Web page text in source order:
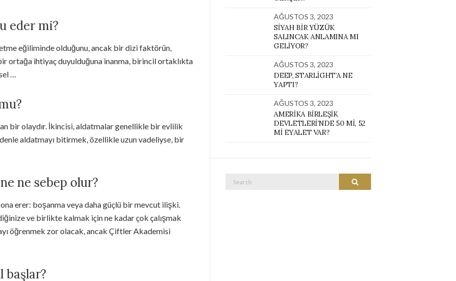
eder mi?
etme eğiliminde olduğunu, ancak bir dizi faktörün,
ortağa ihtiyaç duyulduğuna inanma, birincil ortaklıkta
…
bir olaydır. İkincisi, aldatmalar genellikle bir evlilik
aldatmayı bitirmek, özellikle uzun vadeliyse, bir
ne sebep olur?
erer: boşanma veya daha güçlü bir mevcut ilişki.
ve birlikte kalmak için ne kadar çok çalışmak
öğrenmek zor olacak, ancak Çiftler Akademisi
başlar?
AĞUSTOS 3, 2023
SIYAH BIR YÜZÜK
SALINCAK ANLAMINA MI
GELIYOR?
AĞUSTOS 3, 2023
DEEP, STARLIGHT’A NE
YAPTI?
AĞUSTOS 3, 2023
AMERIKA BIRLEŞIK
DEVLETLERI’NDE 50 MI, 52
MI EYALET VAR?
SEARCH